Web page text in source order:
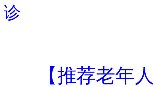
诊
【推荐老年